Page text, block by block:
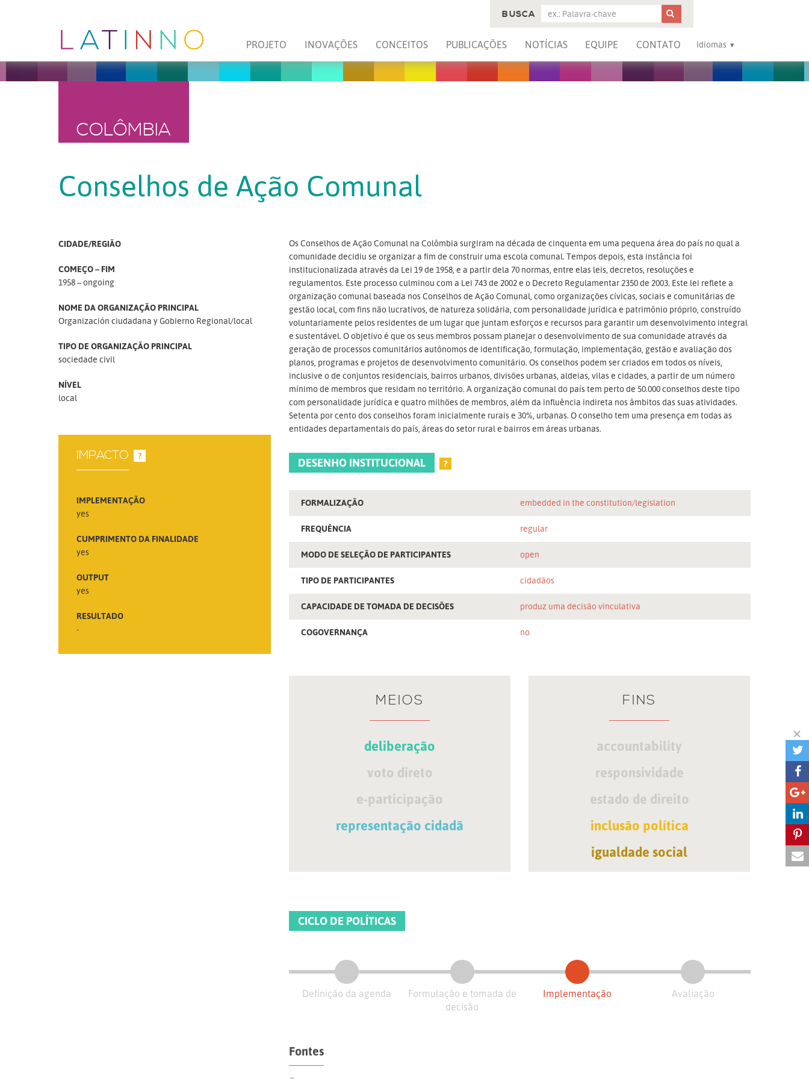
PROJETO INOVAÇÕES CONCEITOS PUBLICAÇÕES NOTÍCIAS EQUIPE CONTATO Idiomas
BUSCA
COLÔMBIA
Conselhos de Ação Comunal
CIDADE/REGIÃO
COMEÇO – FIM
1958 – ongoing
NOME DA ORGANIZAÇÃO PRINCIPAL
Organización ciudadana y Gobierno Regional/local
TIPO DE ORGANIZAÇÃO PRINCIPAL
sociedade civil
NÍVEL
local
IMPACTO ?
IMPLEMENTAÇÃO
yes
CUMPRIMENTO DA FINALIDADE
yes
OUTPUT
yes
RESULTADO
-
Os Conselhos de Ação Comunal na Colômbia surgiram na década de cinquenta em uma pequena área do país no qual a
comunidade decidiu se organizar a fim de construir uma escola comunal. Tempos depois, esta instância foi
institucionalizada através da Lei 19 de 1958, e a partir dela 70 normas, entre elas leis, decretos, resoluções e
regulamentos. Este processo culminou com a Lei 743 de 2002 e o Decreto Regulamentar 2350 de 2003. Este lei reflete a
organização comunal baseada nos Conselhos de Ação Comunal, como organizações cívicas, sociais e comunitárias de
gestão local, com fins não lucrativos, de natureza solidária, com personalidade jurídica e patrimônio próprio, construído
voluntariamente pelos residentes de um lugar que juntam esforços e recursos para garantir um desenvolvimento integral
e sustentável. O objetivo é que os seus membros possam planejar o desenvolvimento de sua comunidade através da
geração de processos comunitários autônomos de identificação, formulação, implementação, gestão e avaliação dos
planos, programas e projetos de desenvolvimento comunitário. Os conselhos podem ser criados em todos os níveis,
inclusive o de conjuntos residenciais, bairros urbanos, divisões urbanas, aldeias, vilas e cidades, a partir de um número
mínimo de membros que residam no território. A organização comunal do país tem perto de 50.000 conselhos deste tipo
com personalidade jurídica e quatro milhões de membros, além da influência indireta nos âmbitos das suas atividades.
Setenta por cento dos conselhos foram inicialmente rurais e 30%, urbanas. O conselho tem uma presença em todas as
entidades departamentais do país, áreas do setor rural e bairros em áreas urbanas.
DESENHO INSTITUCIONAL ?
FORMALIZAÇÃO embedded in the constitution/legislation
FREQUÊNCIA regular
MODO DE SELEÇÃO DE PARTICIPANTES open
TIPO DE PARTICIPANTES cidadãos
CAPACIDADE DE TOMADA DE DECISÕES produz uma decisão vinculativa
COGOVERNANÇA no
MEIOS
deliberação
voto direto
e-participação
representação cidadã
FINS
accountability
responsividade
estado de direito
inclusão política
igualdade social
CICLO DE POLÍTICAS
Definição da agenda
Formulação e tomada de
decisão
Implementação Avaliação
Fontes